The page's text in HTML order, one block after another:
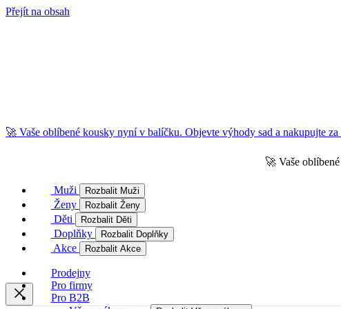
Přejít na obsah
🚀 Vaše oblíbené kousky nyní v balíčku. Objevte výhody sad a nakupujte
🚀 Vaše
Muži Rozbalit Muži
Ženy Rozbalit Ženy
Děti Rozbalit Děti
Doplňky Rozbalit Doplňky
Akce Rozbalit Akce
Prodejny
Pro firmy
Pro B2B